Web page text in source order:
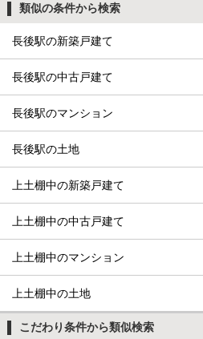
類似の条件から検索
長後駅の新築戸建て
長後駅の中古戸建て
長後駅のマンション
長後駅の土地
上土棚中の新築戸建て
上土棚中の中古戸建て
上土棚中のマンション
上土棚中の土地
こだわり条件から類似検索